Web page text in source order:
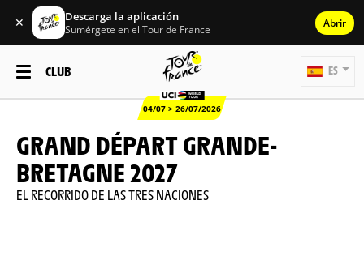
✕ Descarga la aplicación
Sumérgete en el Tour de France Abrir
CLUB
04/07 > 26/07/2026
ES
GRAND DÉPART GRANDE-
BRETAGNE 2027
EL RECORRIDO DE LAS TRES NACIONES